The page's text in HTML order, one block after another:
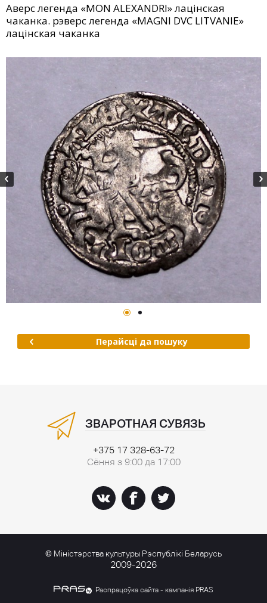
Аверс легенда «МON ALEXANDRI» лацінская
чаканка. рэверс легенда «МAGNI DVC LITVANIE»
лацінская чаканка
Перайсці да пошуку
ЗВАРОТНАЯ СУВЯЗЬ
+375 17 328-63-72
Сёння з 9:00 да 17:00
© Міністэрства культуры Рэспублікі Беларусь
2009-2026
Распрацоўка сайта - кампанія PRAS